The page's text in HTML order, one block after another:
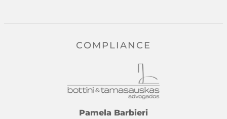
COMPLIANCE
Pamela Barbieri